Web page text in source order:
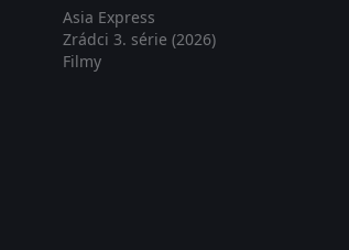
Asia Express
Zrádci 3. série (2026)
Filmy